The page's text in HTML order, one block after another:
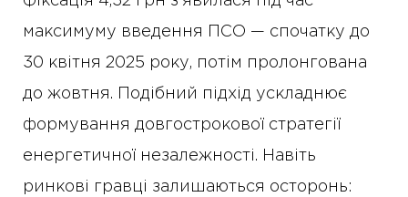
максимуму введення ПСО — спочатку до
30 квітня 2025 року, потім пролонгована
до жовтня. Подібний підхід ускладнює
формування довгострокової стратегії
енергетичної незалежності. Навіть
ринкові гравці залишаються осторонь: